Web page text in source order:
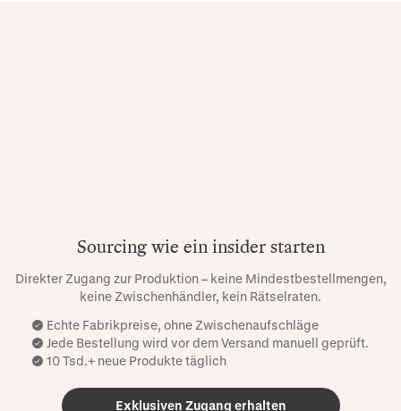
Sourcing wie ein insider starten
Direkter Zugang zur Produktion – keine Mindestbestellmengen,
keine Zwischenhändler, kein Rätselraten.
Echte Fabrikpreise, ohne Zwischenaufschläge
Jede Bestellung wird vor dem Versand manuell geprüft.
10 Tsd.+ neue Produkte täglich
Exklusiven Zugang erhalten